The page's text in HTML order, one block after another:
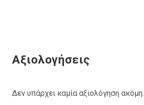
Αξιολογήσεις
Δεν υπάρχει καμία αξιολόγηση ακόμη.